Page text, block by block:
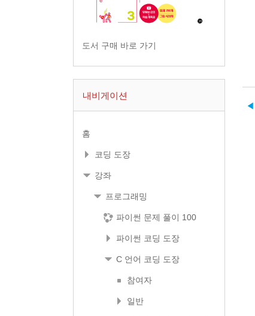
◀︎
도서 구매 바로 가기
내비게이션
홈
코딩 도장
강좌
프로그래밍
파이썬 문제 풀이 100
파이썬 코딩 도장
C 언어 코딩 도장
참여자
일반